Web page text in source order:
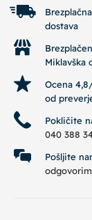
Brezplačna
dostava
Miklavška
Ocena
od
Pokličite
040 388
Pošljite